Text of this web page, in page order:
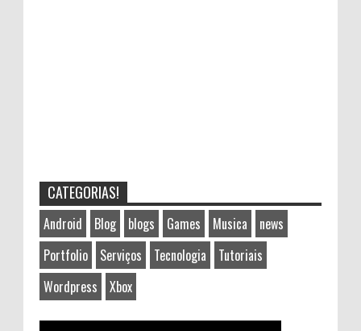
CATEGORIAS!
Android Blog blogs Games Musica
news
Portfolio
Serviços Tecnologia
Tutoriais
Wordpress
Xbox